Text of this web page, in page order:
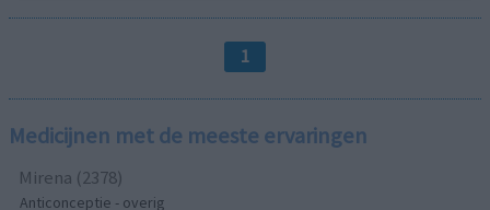
1
Medicijnen met de meeste ervaringen
Mirena (2378)
Anticonceptie - overig